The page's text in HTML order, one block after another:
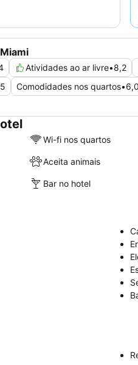
Atividades ao ar livre•8,2
Comodidades nos quartos•6,0
Wi-fi nos quartos
Aceita animais
Bar no hotel